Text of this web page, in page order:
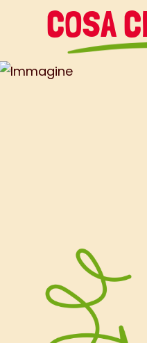
vale
dolcetti
conservare in
COSA